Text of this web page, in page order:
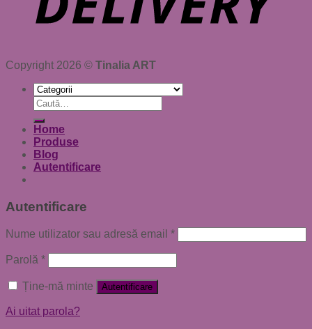
Copyright 2026 © Tinalia ART
Caută
după:
Home
Produse
Blog
Autentificare
Autentificare
Nume utilizator sau adresă email *
Parolă *
Ține-mă minte Autentificare
Ai uitat parola?